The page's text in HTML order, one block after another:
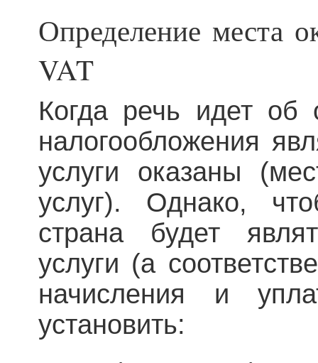
Определение места
VAT
Когда речь идет об
налогообложения
услуги оказаны
услуг). Однако,
страна будет
услуги (а
начисления и
установить: